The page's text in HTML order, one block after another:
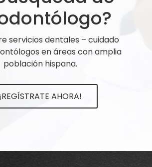
servicios dentales – cuidado
en áreas con amplia
población hispana.
¡REGÍSTRATE AHORA!